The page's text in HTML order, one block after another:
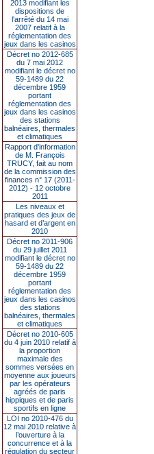
2013 modifiant les
dispositions de
l'arrêté du 14 mai
2007 relatif à la
réglementation des
jeux dans les casinos
Décret no 2012-685
du 7 mai 2012
modifiant le décret no
59-1489 du 22
décembre 1959
portant
réglementation des
jeux dans les casinos
des stations
balnéaires, thermales
et climatiques
Rapport d'information
de M. François
TRUCY, fait au nom
de la commission des
finances n° 17 (2011-
2012) - 12 octobre
2011
Les niveaux et
pratiques des jeux de
hasard et d’argent en
2010
Décret no 2011-906
du 29 juillet 2011
modifiant le décret no
59-1489 du 22
décembre 1959
portant
réglementation des
jeux dans les casinos
des stations
balnéaires, thermales
et climatiques
Décret no 2010-605
du 4 juin 2010 relatif à
la proportion
maximale des
sommes versées en
moyenne aux joueurs
par les opérateurs
agréés de paris
hippiques et de paris
sportifs en ligne
LOI no 2010-476 du
12 mai 2010 relative à
l’ouverture à la
concurrence et à la
régulation du secteur